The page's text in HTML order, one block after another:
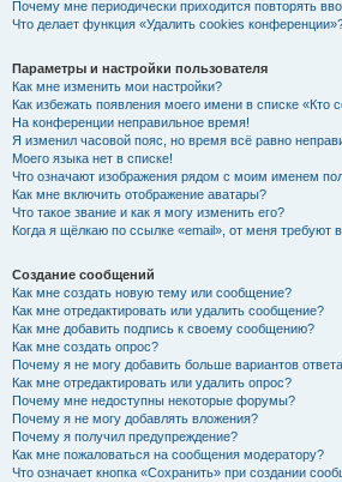
Почему мне периодически приходится повторять
Что делает функция «Удалить cookies
Параметры и настройки пользователя
Как мне изменить мои настройки?
Как избежать появления моего имени в списке «Кто
На конференции неправильное время!
Я изменил часовой пояс, но время всё равно
Моего языка нет в списке!
Что означают изображения рядом с моим именем
Как мне включить отображение аватары?
Что такое звание и как я могу изменить его?
Когда я щёлкаю по ссылке «email», от меня требуют
Создание сообщений
Как мне создать новую тему или сообщение?
Как мне отредактировать или удалить сообщение?
Как мне добавить подпись к своему сообщению?
Как мне создать опрос?
Почему я не могу добавить больше вариантов
Как мне отредактировать или удалить опрос?
Почему мне недоступны некоторые форумы?
Почему я не могу добавлять вложения?
Почему я получил предупреждение?
Как мне пожаловаться на сообщения модератору?
Что означает кнопка «Сохранить» при создании